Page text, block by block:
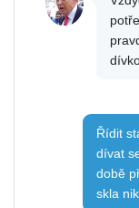
Řídit
dívat
době
skla